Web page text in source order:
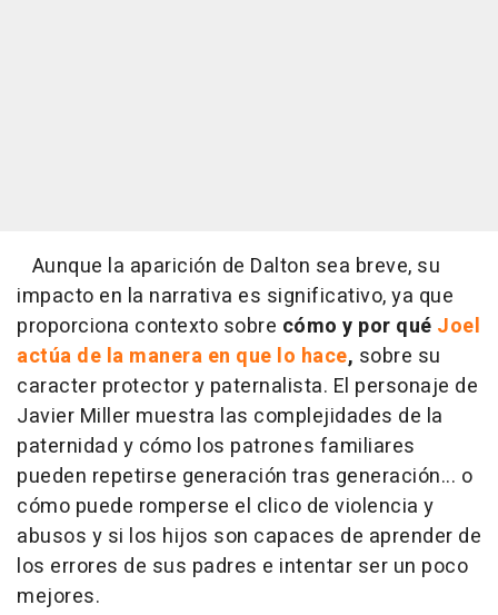
Aunque la aparición de Dalton sea breve, su
impacto en la narrativa es significativo, ya que
proporciona contexto sobre cómo y por qué Joel
actúa de la manera en que lo hace, sobre su
caracter protector y paternalista. El personaje de
Javier Miller muestra las complejidades de la
paternidad y cómo los patrones familiares
pueden repetirse generación tras generación... o
cómo puede romperse el clico de violencia y
abusos y si los hijos son capaces de aprender de
los errores de sus padres e intentar ser un poco
mejores.